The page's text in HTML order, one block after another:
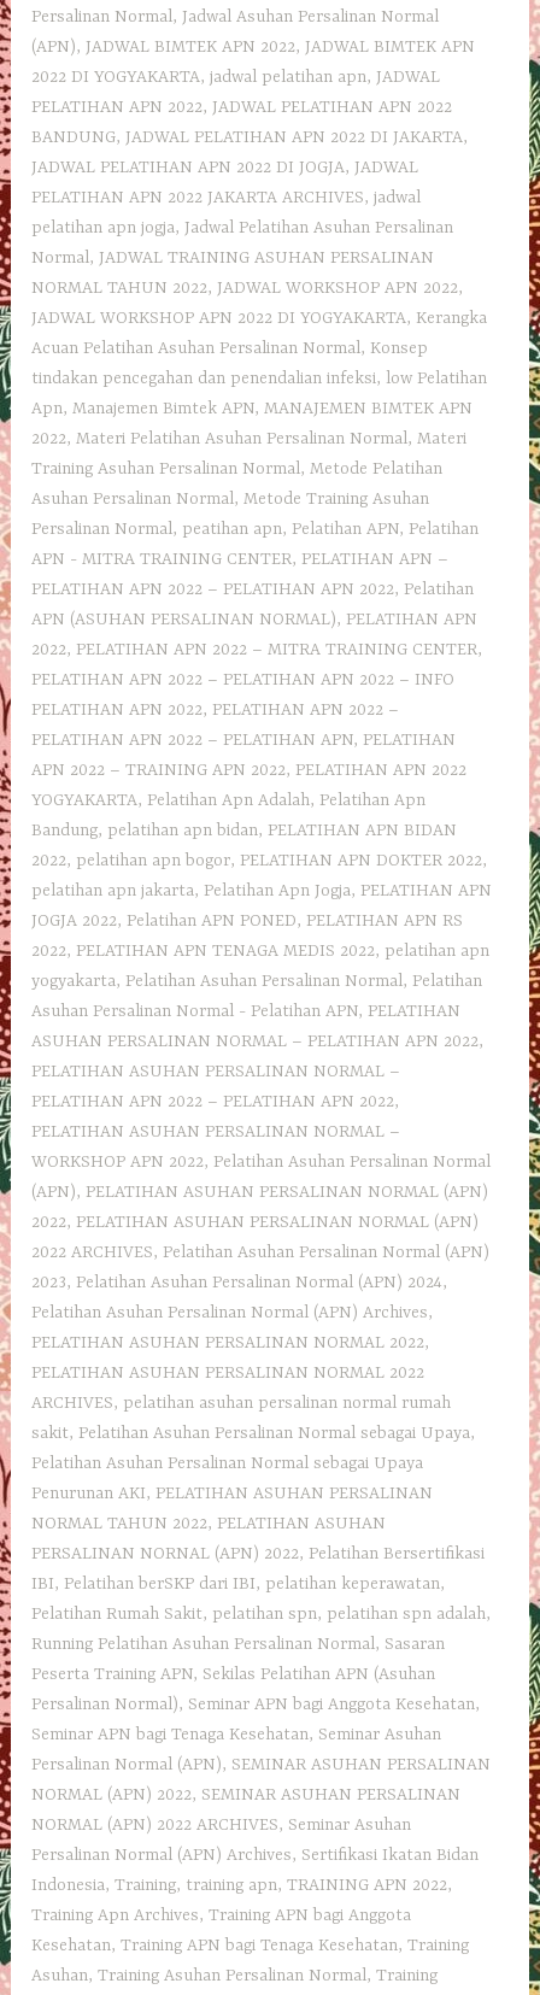
Persalinan Normal, Jadwal Asuhan Persalinan Normal
(APN), JADWAL BIMTEK APN 2022, JADWAL BIMTEK APN
2022 DI YOGYAKARTA,jadwal pelatihan apn, JADWAL
PELATIHAN APN 2022, JADWAL PELATIHAN APN 2022
BANDUNG, JADWAL PELATIHAN APN 2022 DI JAKARTA,
JADWAL PELATIHAN APN 2022 DI JOGJA, JADWAL
PELATIHAN APN 2022 JAKARTA ARCHIVES,jadwal
pelatihan apn jogja, Jadwal Pelatihan Asuhan Persalinan
Normal, JADWAL TRAINING ASUHAN PERSALINAN
NORMAL TAHUN 2022, JADWAL WORKSHOP APN 2022,
JADWAL WORKSHOP APN 2022 DI YOGYAKARTA, Kerangka
Acuan Pelatihan Asuhan Persalinan Normal, Konsep
tindakan pencegahan dan penendalian infeksi, low Pelatihan
Apn,Manajemen Bimtek APN,MANAJEMEN BIMTEK APN
2022,Materi Pelatihan Asuhan Persalinan Normal,Materi
Training Asuhan Persalinan Normal,Metode Pelatihan
Asuhan Persalinan Normal,Metode Training Asuhan
Persalinan Normal, peatihan apn, Pelatihan APN, Pelatihan
APN - MITRA TRAINING CENTER, PELATIHAN APN –
PELATIHAN APN 2022 – PELATIHAN APN 2022, Pelatihan
APN (ASUHAN PERSALINAN NORMAL), PELATIHAN APN
2022, PELATIHAN APN 2022 – MITRA TRAINING CENTER,
PELATIHAN APN 2022 – PELATIHAN APN 2022 – INFO
PELATIHAN APN 2022, PELATIHAN APN 2022 –
PELATIHAN APN 2022 – PELATIHAN APN, PELATIHAN
APN 2022 – TRAINING APN 2022, PELATIHAN APN 2022
YOGYAKARTA, Pelatihan Apn Adalah, Pelatihan Apn
Bandung, pelatihan apn bidan, PELATIHAN APN BIDAN
2022, pelatihan apn bogor, PELATIHAN APN DOKTER 2022,
pelatihan apn jakarta, Pelatihan Apn Jogja, PELATIHAN APN
JOGJA 2022, Pelatihan APN PONED, PELATIHAN APN RS
2022, PELATIHAN APN TENAGA MEDIS 2022, pelatihan apn
yogyakarta, Pelatihan Asuhan Persalinan Normal, Pelatihan
Asuhan Persalinan Normal - Pelatihan APN, PELATIHAN
ASUHAN PERSALINAN NORMAL – PELATIHAN APN 2022,
PELATIHAN ASUHAN PERSALINAN NORMAL –
PELATIHAN APN 2022 – PELATIHAN APN 2022,
PELATIHAN ASUHAN PERSALINAN NORMAL –
WORKSHOP APN 2022, Pelatihan Asuhan Persalinan Normal
(APN), PELATIHAN ASUHAN PERSALINAN NORMAL (APN)
2022, PELATIHAN ASUHAN PERSALINAN NORMAL (APN)
2022 ARCHIVES, Pelatihan Asuhan Persalinan Normal (APN)
2023, Pelatihan Asuhan Persalinan Normal (APN) 2024,
Pelatihan Asuhan Persalinan Normal (APN) Archives,
PELATIHAN ASUHAN PERSALINAN NORMAL 2022,
PELATIHAN ASUHAN PERSALINAN NORMAL 2022
ARCHIVES, pelatihan asuhan persalinan normal rumah
sakit, Pelatihan Asuhan Persalinan Normal sebagai Upaya,
Pelatihan Asuhan Persalinan Normal sebagai Upaya
Penurunan AKI, PELATIHAN ASUHAN PERSALINAN
NORMAL TAHUN 2022, PELATIHAN ASUHAN
PERSALINAN NORNAL (APN) 2022, Pelatihan Bersertifikasi
IBI, Pelatihan berSKP dari IBI, pelatihan keperawatan,
Pelatihan Rumah Sakit, pelatihan spn, pelatihan spn adalah,
Running Pelatihan Asuhan Persalinan Normal, Sasaran
Peserta Training APN, Sekilas Pelatihan APN (Asuhan
Persalinan Normal), Seminar APN bagi Anggota Kesehatan,
Seminar APN bagi Tenaga Kesehatan, Seminar Asuhan
Persalinan Normal (APN), SEMINAR ASUHAN PERSALINAN
NORMAL (APN) 2022, SEMINAR ASUHAN PERSALINAN
NORMAL (APN) 2022 ARCHIVES, Seminar Asuhan
Persalinan Normal (APN) Archives, Sertifikasi Ikatan Bidan
Indonesia,Training, training apn,TRAINING APN 2022,
Training Apn Archives,Training APN bagi Anggota
Kesehatan,Training APN bagi Tenaga Kesehatan,Training
Asuhan,Training Asuhan Persalinan Normal,Training